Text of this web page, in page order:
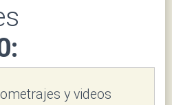
y videos